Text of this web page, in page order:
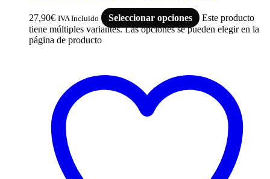
27,90€ IVA Incluido Seleccionar opciones
Este producto
tiene múltiples variantes. Las opciones se pueden elegir en la
página de producto